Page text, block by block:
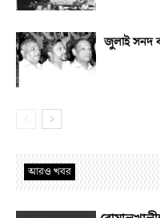
জুলাই সনদ
আরও খবর